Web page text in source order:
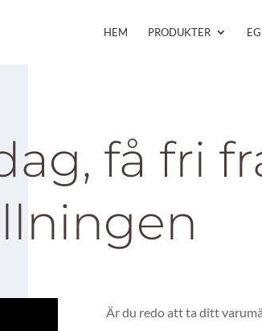
HEM PRODUKTER
få fri
Är du redo att ta ditt